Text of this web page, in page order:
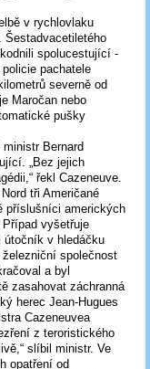
v rychlovlaku
Šestadvacetiletého
spolucestující -
pachatele
severně od
Maročan nebo
pušky
Bernard
„Bez jejich
řekl Cazeneuve.
tři Američané
příslušníci amerických
vyšetřuje
útočník v hledáčku
společnost
a byl
zasahovat záchranná
herec Jean-Hugues
Cazeneuvea
z teroristického
slíbil ministr. Ve
opatření od